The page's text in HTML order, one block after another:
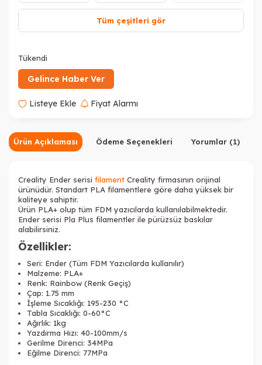
Tüm çeşitleri gör
Tükendi
Gelince Haber Ver
Listeye Ekle Fiyat Alarmı
Ürün Açıklaması Ödeme Seçenekleri Yorumlar (1)
Creality Ender serisi filament Creality firmasının orijinal
ürünüdür. Standart PLA filamentlere göre daha yüksek bir
kaliteye sahiptir.
Ürün PLA+ olup tüm FDM yazıcılarda kullanılabilmektedir.
Ender serisi Pla Plus filamentler ile pürüzsüz baskılar
alabilirsiniz.
Özellikler:
Seri: Ender (Tüm FDM Yazıcılarda kullanılır)
Malzeme: PLA+
Renk: Rainbow (Renk Geçiş)
Çap: 1.75 mm
İşleme Sıcaklığı: 195-230 °C
Tabla Sıcaklığı: 0-60°C
Ağırlık: 1kg
Yazdırma Hızı: 40-100mm/s
Gerilme Direnci: 34MPa
Eğilme Direnci: 77MPa